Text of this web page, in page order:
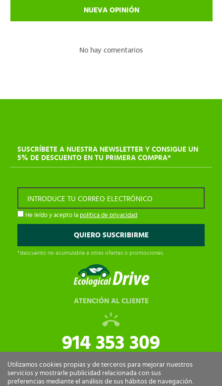
NUEVA OPINIÓN
No hay comentarios
SUSCRÍBETE A NUESTRA NEWSLETTER Y CONSIGUE UN
5% DE DESCUENTO EN TU PRIMERA COMPRA*
INTRODUCE TU CORREO ELECTRÓNICO
He leído y acepto la política de privacidad
*descuento no acumulable a otras ofertas o promociones.
ATENCIÓN AL CLIENTE
914 353 309
tiendaonline@ecologicaldrive.com
Utilizamos cookies propias y de terceros para mejorar nuestros
servicios y mostrarle publicidad relacionada con sus
preferencias mediante el análisis de sus hábitos de navegación.